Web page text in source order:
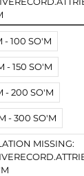
- 100 SO'M
- 150 SO'M
- 200 SO'M
- 300 SO'M
MISSING: